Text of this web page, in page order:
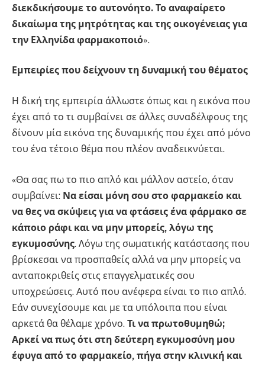
διεκδικήσουμε το αυτονόητο. Το αναφαίρετο
δικαίωμα της μητρότητας και της οικογένειας για
την Ελληνίδα φαρμακοποιό».
Εμπειρίες που δείχνουν τη δυναμική του θέματος
Η δική της εμπειρία άλλωστε όπως και η εικόνα που
έχει από το τι συμβαίνει σε άλλες συναδέλφους της
δίνουν μία εικόνα της δυναμικής που έχει από μόνο
του ένα τέτοιο θέμα που πλέον αναδεικνύεται.
«Θα σας πω το πιο απλό και μάλλον αστείο, όταν
συμβαίνει: Να είσαι μόνη σου στο φαρμακείο και
να θες να σκύψεις για να φτάσεις ένα φάρμακο σε
κάποιο ράφι και να μην μπορείς, λόγω της
εγκυμοσύνης. Λόγω της σωματικής κατάστασης που
βρίσκεσαι να προσπαθείς αλλά να μην μπορείς να
ανταποκριθείς στις επαγγελματικές σου
υποχρεώσεις. Αυτό που ανέφερα είναι το πιο απλό.
Εάν συνεχίσουμε και με τα υπόλοιπα που είναι
αρκετά θα θέλαμε χρόνο. Τι να πρωτοθυμηθώ;
Αρκεί να πως ότι στη δεύτερη εγκυμοσύνη μου
έφυγα από το φαρμακείο, πήγα στην κλινική και